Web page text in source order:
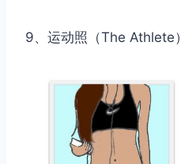
9、运动照（The Athlete）